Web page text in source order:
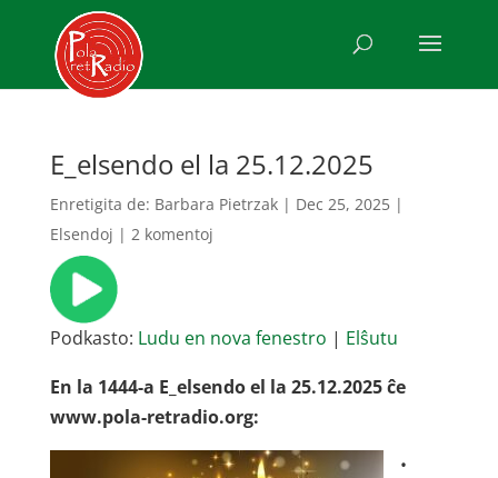
E_elsendo el la 25.12.2025
Enretigita de: Barbara Pietrzak| Dec 25, 2025|
Elsendoj | 2 komentoj
Podkasto: Ludu en nova fenestro | Elŝutu
En la 1444-a E_elsendo el la 25.12.2025 ĉe
www.pola-retradio.org:
•